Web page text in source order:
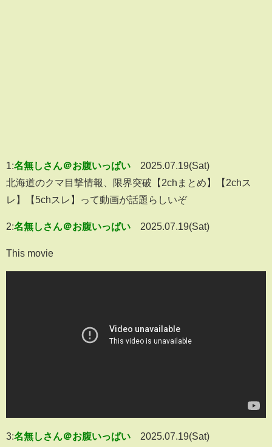
1:名無しさん＠お腹いっぱい
2025.07.19(Sat)
北海道のクマ目撃情報、限界突破【2chまとめ】【2chス
レ】【5chスレ】って動画が話題らしいぞ
2:名無しさん＠お腹いっぱい 2025.07.19(Sat)
This movie
3:名無しさん＠お腹いっぱい
2025.07.19(Sat)